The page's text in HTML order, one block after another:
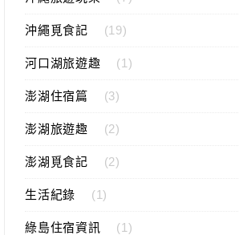
沖繩覓食記 (19)
河口湖旅遊趣 (1)
澎湖住宿篇 (3)
澎湖旅遊趣 (2)
澎湖覓食記 (2)
生活紀錄 (1)
綠島住宿資訊 (1)